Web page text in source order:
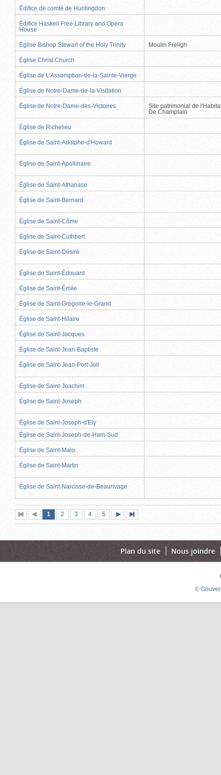
Édifice de comté de Huntingdon
Édifice Haskell Free Library and Opera
House
Église Bishop Stewart of the Holy Trinity Moulin Freligh
Église Christ Church
Église de L'Assomption-de-la-Sainte-Vierge
Église de Notre-Dame-de-la-Visitation
Église de Notre-Dame-des-Victoires
Site patrimonial de
De Champlain
Église de Richelieu
Église de Saint-Adolphe-d'Howard
Église de Saint-Apollinaire
Église de Saint-Athanase
Église de Saint-Bernard
Église de Saint-Côme
Église de Saint-Cuthbert
Église de Saint-Désiré
Église de Saint-Édouard
Église de Saint-Émile
Église de Saint-Grégoire-le-Grand
Église de Saint-Hilaire
Église de Saint-Jacques
Église de Saint-Jean-Baptiste
Église de Saint-Jean-Port-Joli
Église de Saint-Joachim
Église de Saint-Joseph
Église de Saint-Joseph-d'Ely
Église de Saint-Joseph-de-Ham-Sud
Église de Saint-Malo
Église de Saint-Martin
Église de Saint-Narcisse-de-Beaurivage
Première
page
Page
précédente
Page
1 (page
actuelle)
Page
2 Page
3 Page
4 Page
5
suivante
page
Plan du site Nous joindre
©